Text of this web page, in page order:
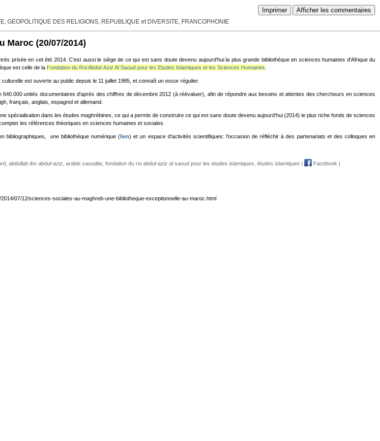
Imprimer Afficher les commentaires
GEOPOLITIQUE DES RELIGIONS, REPUBLIQUE et DIVERSITE, FRANCOPHONIE
Maroc (20/07/2014)
prisée en cet été 2014. C'est aussi le siège de ce qui est sans doute devenu aujourd'hui la plus grande bibliothèque en sciences humaines d'Afrique du
est celle de la Fondation du Roi Abdul-Aziz Al Saoud pour les Etudes Islamiques et les Sciences Humaines
est ouverte au public depuis le 11 juillet 1985, et connaît un essor régulier.
unités documentaires d'après des chiffres de décembre 2012 (à réévaluer), afin de répondre aux besoins et attentes des chercheurs en sciences
français, anglais, espagnol et allemand.
spécialisation dans les études maghrébines, ce qui a permis de construire ce qui est sans doute devenu aujourd'hui (2014) le plus riche fonds de sciences
les références théoriques en sciences humaines et sociales.
bibliographiques, une bibliothèque numérique (lien) et un espace d'activités scientifiques: l'occasion de réfléchir à des partenariats et des colloques en
abdullah ibn abdul-aziz arabie saoudite fondation du roi abdul-aziz al saoud pour les etudes islamiques études islamiques | Facebook |
07/12/sciences-sociales-au-maghreb-une-bibliotheque-exceptionnelle-au-maroc.html